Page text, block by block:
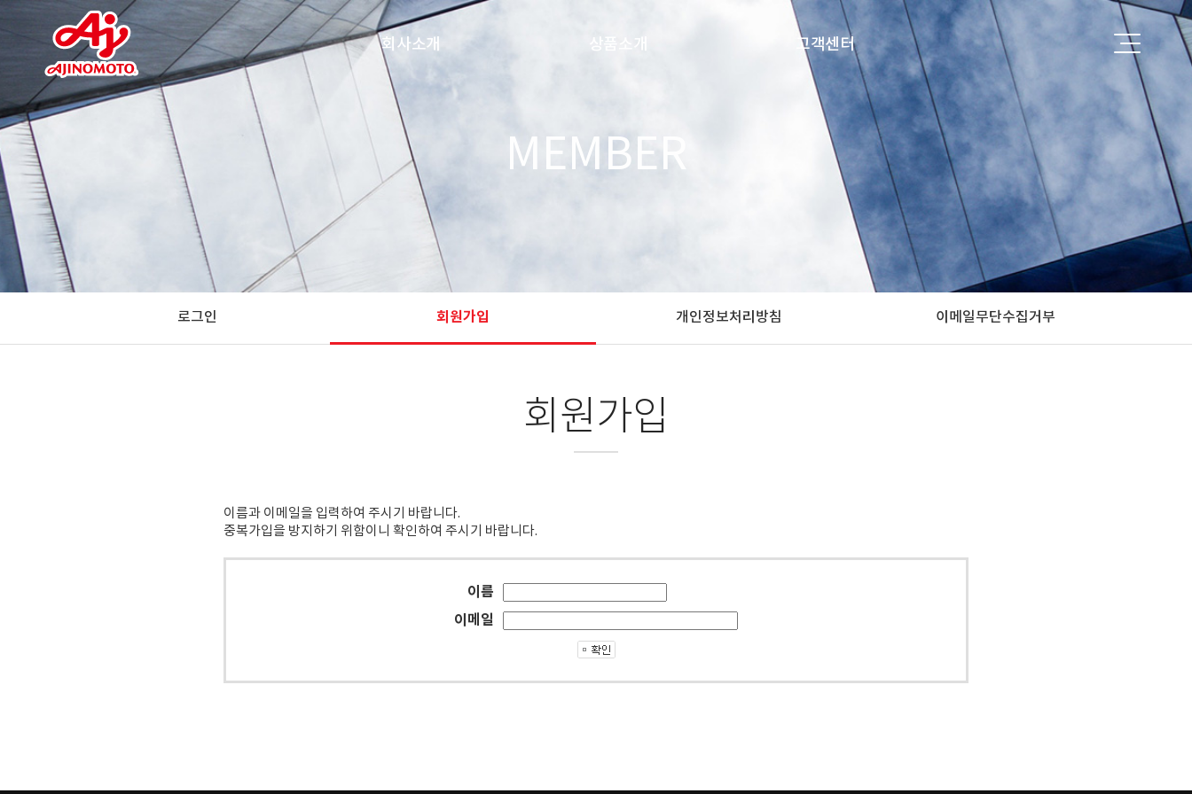
회사소개
회사개요
연혁
주요사업
기업공고
찾아오시는 길
상품소개
혼다시
아미노바이탈
AJITIDE
ACTIVA TG
고객센터
공지사항
FAQ
MEMBER
로그인 회원가입 개인정보처리방침 이메일무단수집거부
회원가입
이름과 이메일을 입력하여 주시기 바랍니다.
중복가입을 방지하기 위함이니 확인하여 주시기 바랍니다.
이름
이메일